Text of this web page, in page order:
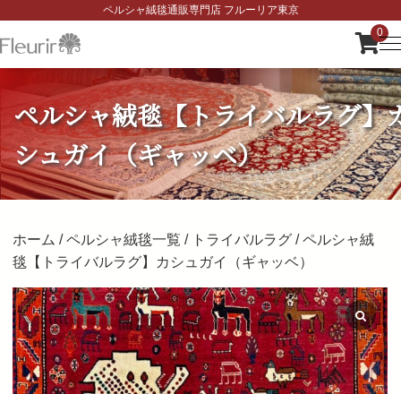
ペルシャ絨毯通販専門店 フルーリア東京
0
ペルシャ絨毯【トライバルラグ】
シュガイ（ギャッベ）
ホーム /ペルシャ絨毯一覧 / トライバルラグ / ペルシャ絨
毯【トライバルラグ】カシュガイ（ギャッベ）